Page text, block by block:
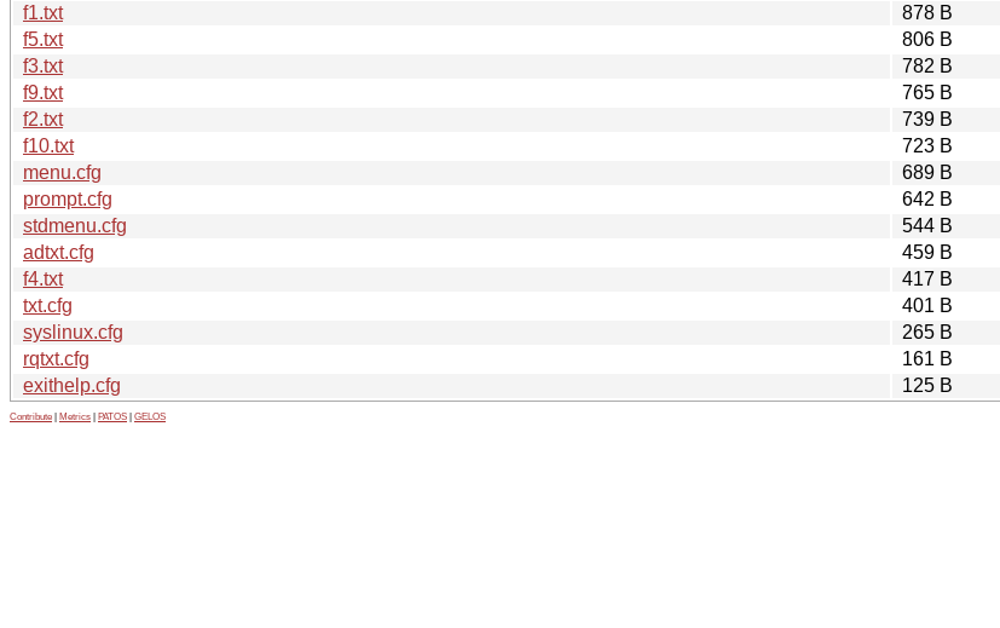
f1.txt
878 B
f5.txt
806 B
f3.txt
782 B
f9.txt
765 B
f2.txt
739 B
f10.txt
723 B
menu.cfg
689 B
prompt.cfg
642 B
stdmenu.cfg
544 B
adtxt.cfg
459 B
f4.txt
417 B
txt.cfg
401 B
syslinux.cfg
265 B
rqtxt.cfg
161 B
exithelp.cfg
125 B
Contribute Metrics PATOS GELOS